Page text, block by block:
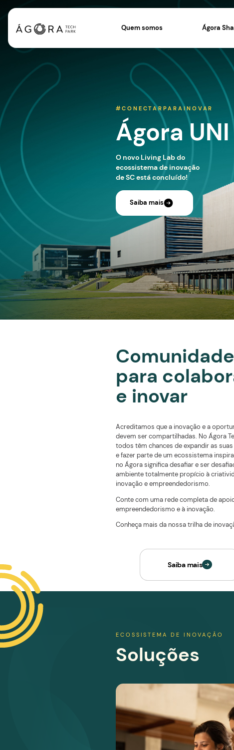
O novo Living Lab do
ecossistema de
de SC está concluído!
Saiba mais
para
e inovar
todos têm chances de
e fazer parte de um
no Ágora significa
ambiente totalmente
empreendedorismo e à
Conheça mais da nossa